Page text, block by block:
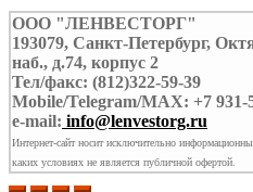
ООО "ЛЕНВЕСТОРГ"
193079, Санкт-Петербург,
наб., д.74, корпус 2
Тел/факс: (812)322-59-39
Mobile/Telegram/MAX: +7 931-
e-mail: info@lenvestorg.ru
Интернет-сайт носит исключительно
каких условиях не является публичной офертой.